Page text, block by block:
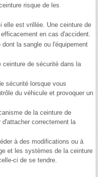
risque de les
elle est vrillée. Une ceinture de
en cas d'accident.
la sangle ou l'équipement
ceinture de sécurité dans la
sécurité lorsque vous
du véhicule et provoquer un
de la ceinture de
correctement la
à des modifications ou à
et les systèmes de la ceinture
ci de se tendre.